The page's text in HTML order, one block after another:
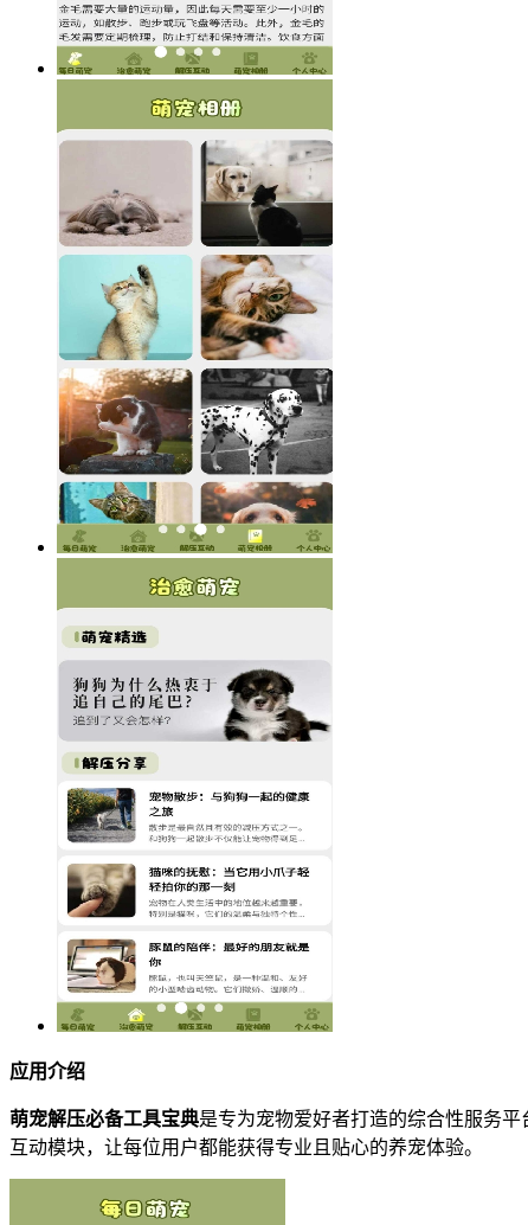
应用介绍
萌宠解压必备工具宝典是专为宠物爱好者打造的综合性服务
互动模块，让每位用户都能获得专业且贴心的养宠体验。